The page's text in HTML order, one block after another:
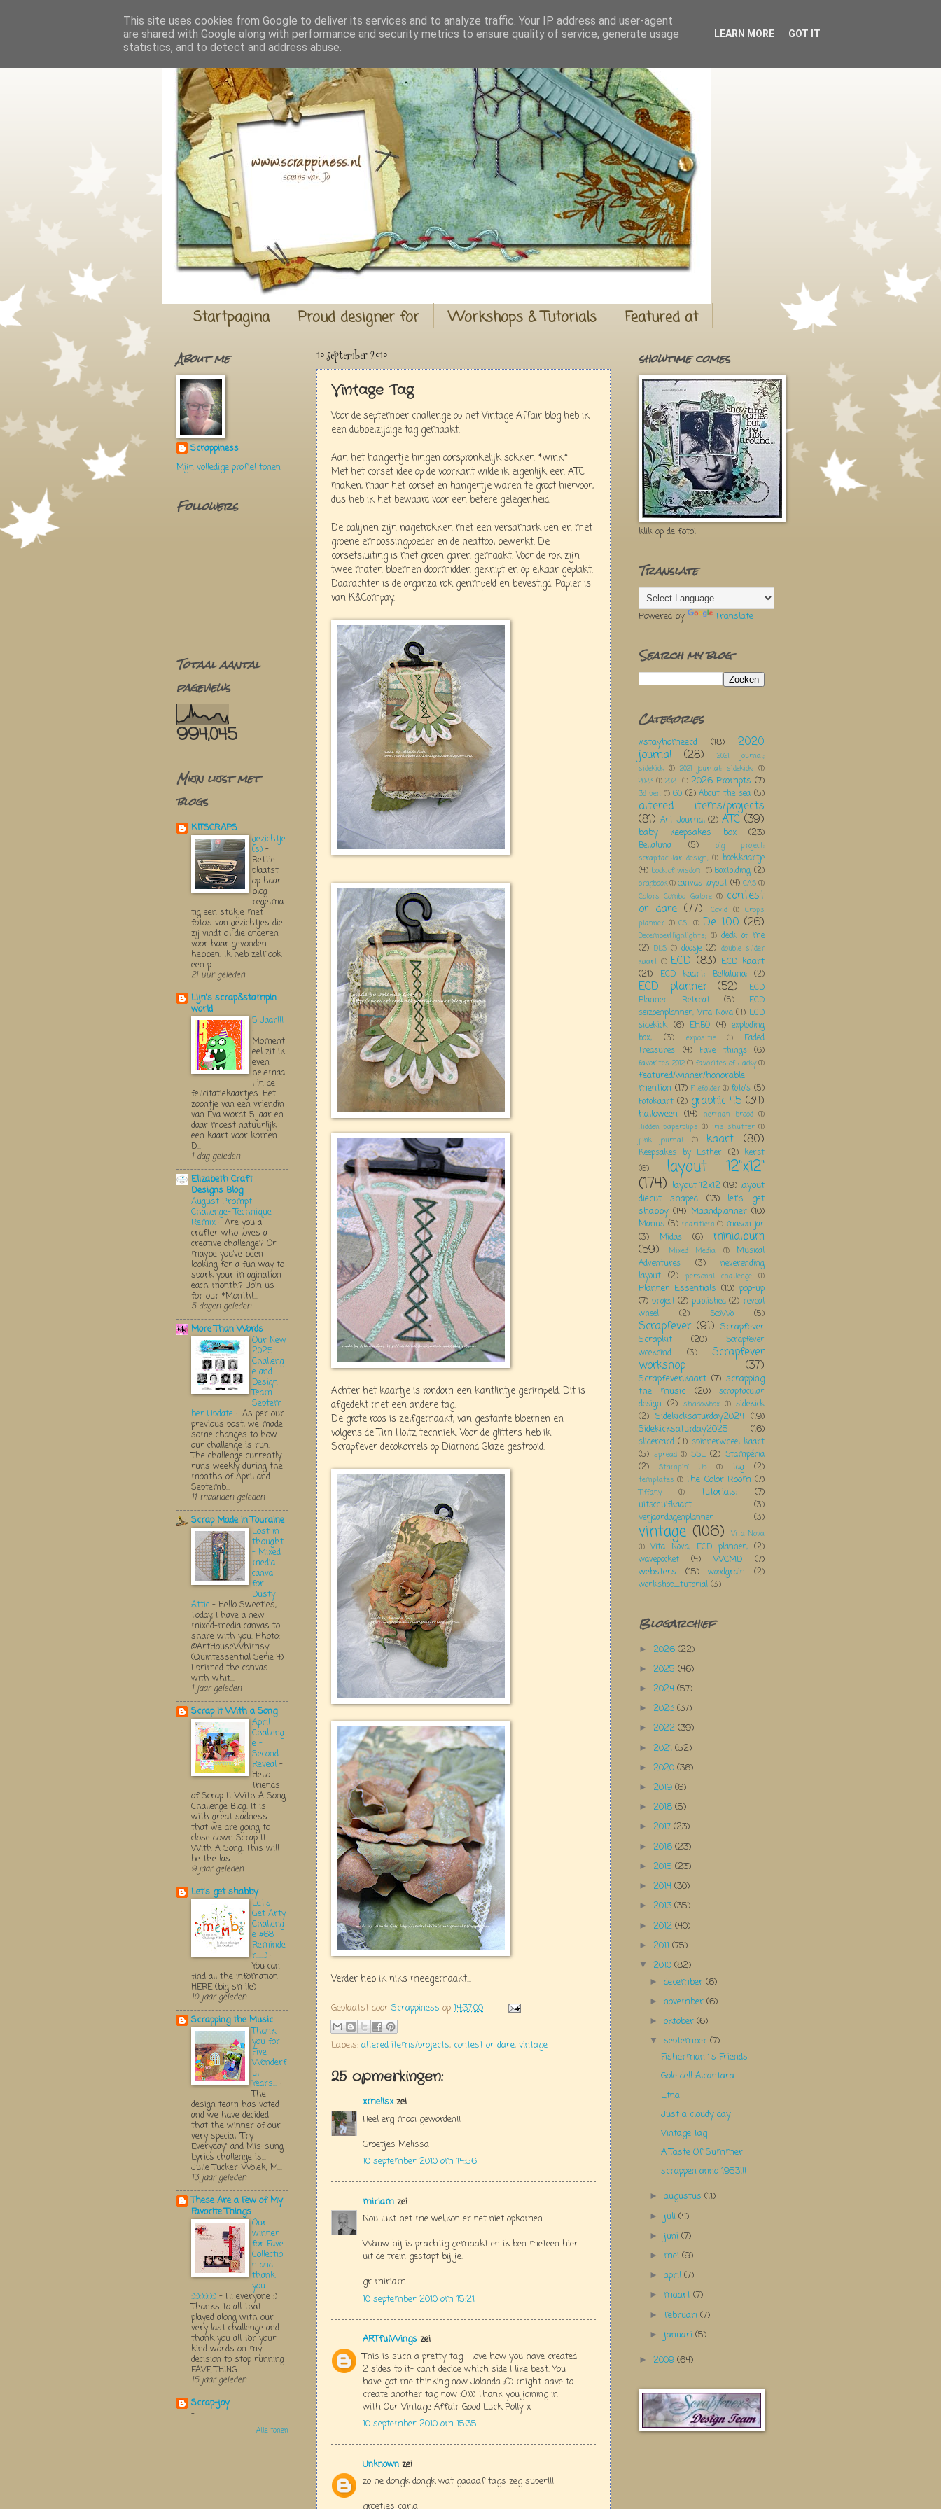
Startpagina Proud designer for Workshops & Tutorials Featured at
10 september 2010
Vintage Tag
Voor de september challenge op het Vintage Affair blog heb ik
een dubbelzijdige tag gemaakt.
Aan het hangertje hingen oorspronkelijk sokken *wink*
Met het corset idee op de voorkant wilde ik eigenlijk een ATC
maken, maar het corset en hangertje waren te groot hiervoor,
dus heb ik het bewaard voor een betere gelegenheid.
De balijnen zijn nagetrokken met een versamark pen en met
groene embossingpoeder en de heattool bewerkt. De
corsetsluiting is met groen garen gemaakt. Voor de rok zijn
twee maten bloemen doormidden geknipt en op elkaar geplakt.
Daarachter is de organza rok gerimpeld en bevestigd. Papier is
van K&Compay.
Achter het kaartje is rondom een kantlintje gerimpeld. Dit is
afgedekt met een andere tag.
De grote roos is zelfgemaakt, van gestante bloemen en
volgens de Tim Holtz techniek. Voor de glitters heb ik
Scrapfever decokorrels op Diamond Glaze gestrooid.
Verder heb ik niks meegemaakt...
Geplaatst door Scrappiness op 14:37:00
Labels: altered items/projects, contest or dare, vintage
25 opmerkingen:
xmelisxzei
Heel erg mooi geworden!!
Groetjes Melissa
10 september 2010 om 14:56
miriam zei
Nou lukt het me wel,kon er net niet opkomen.
Wauw hij is prachtig gemaakt en ik ben meteen hier
uit de trein gestapt bij je.
gr miriam
10 september 2010 om 15:21
ARTfulWings zei
This is such a pretty tag - love how you have created
2 sides to it- can't decide which side I like best. You
have got me thinking now Jolanda ;O) might have to
create another tag now :O))) Thank you joining in
with Our Vintage Affair Good Luck Polly x
10 september 2010 om 15:35
Unknown zei
zo he dongk dongk wat gaaaaf tags zeg super!!!
About me
Scrappiness
Mijn volledige profiel tonen
Followers
Totaal aantal
pageviews
994,045
Mijn lijst met
blogs
KITSCRAPS
gezichtje
(s) -
Bettie
plaatst
op haar
blog
regelma
tig een stukje met
foto’s van gezichtjes die
zij vindt of die anderen
voor haar gevonden
hebben. Ik heb zelf ook
een p...
21 uur geleden
Lijn's scrap&stampin
world
5 Jaar!!!
-
Moment
eel zit ik
even
helemaa
l in de
felicitatiekaartjes. Het
zoontje van een vriendin
van Eva wordt 5 jaar en
daar moest natuurlijk
een kaart voor komen.
D...
1 dag geleden
Elizabeth Craft
Designs Blog
August Prompt
Challenge- Technique
Remix - Are you a
crafter who loves a
creative challenge? Or
maybe you’ve been
looking for a fun way to
spark your imagination
each month? Join us
for our *Monthl...
5 dagen geleden
More Than Words
Our New
2025
Challeng
e and
Design
Team
Septem
ber Update - As per our
previous post, we made
some changes to how
our challenge is run.
The challenge currently
runs weekly during the
months of April and
Septemb...
11 maanden geleden
Scrap Made in Touraine
Lost in
thought
- Mixed
media
canva
for
Dusty
Attic - Hello Sweeties,
Today, I have a new
mixed-media canvas to
share with you. Photo:
@ArtHouseWhimsy
(Quintessential Serie 4)
I primed the canvas
with whit...
1 jaar geleden
Scrap It With a Song
April
Challeng
e -
Second
Reveal -
Hello
friends
of Scrap It With A Song
Challenge Blog. It is
with great sadness
that we are going to
close down Scrap It
With A Song. This will
be the las...
9 jaar geleden
Let's get shabby
Let's
Get Arty
Challeng
e #68
Reminde
r.....:) -
You can
find all the infomation
HERE (big smile)
10 jaar geleden
Scrapping the Music
Thank
you for
Five
Wonderf
ul
Years... -
The
design team has voted
and we have decided
that the winner of our
very special "Try
Everyday" and Mis-sung
Lyrics challenge is...
Julie Tucker-Wolek, M...
13 jaar geleden
These Are a Few of My
Favorite Things
Our
winner
for Fave
Collectio
n and
thank
you
:):):):):):) - Hi everyone :)
Thanks to all that
played along with our
very last challenge and
thank you all for your
kind words on my
decision to stop running
FAVE THING...
15 jaar geleden
Scrap-joy
-
Alle tonen
showtime comes
klik op de foto!
Translate
Powered by Translate
Search my blog
Categories
#stayhomeecd (18) 2020
journal (28)
2021 journal;
sidekick (1) 2021 journal; sidekick; (1)
2023 (1) 2024 (1) 2026 Prompts (7)
3d pen (1) 60 (2) About the sea (5)
altered items/projects
(81) Art Journal (2) ATC (39)
baby keepsakes box (23)
Bellaluna (5)
big project;
scraptacular design; (1) boekkaartje
(4) book of wisdom (1) Boxfolding (2)
bragbook(1)canvas layout (4) CAS(1)
Colors Combo Galore (1) contest
or dare (77) Covid (1) Crops
planner (1) CSI (1) De 100 (26)
DecemberHighlights; (1) deck of me
(2) DLS (1) doosje (2) double slider
kaart (1) ECD (83) ECD kaart
(21)
ECD kaart; Bellaluna; (2)
ECD planner (52)
ECD
Planner Retreat
(5)
ECD
seizoenplanner; Vita Nova (4) ECD
sidekick (6) EHBO (4) exploding
box;
(3) expositie (1)
Faded
Treasures
(4) Fave things (6)
favorites 2012 (1) favorites of Jacky (1)
featured/winner/honorable
mention (17) Filefolder (1) foto's (5)
Fotokaart (2) graphic 45 (34)
halloween (14) herman brood (1)
Hidden paperclips (1) iris shutter (1)
junk journal
(1) kaart (80)
Keepsakes by Esther (2) kerst
(6)
layout 12"x12"
(174) layout 12x12 (19) layout
diecut shaped
(13)
let's get
shabby (14) Maandplanner (10)
Manus (5) maritiem (1) mason jar
(3)
Midas (6) minialbum
(59) Mixed Media (1)
Musical
Adventures
(3)
neverending
layout (2) personal challenge (1)
Planner Essentials (10) pop-up
(7) project (2) published (2) reveal
wheel
(2) ScoWo (5)
Scrapfever (91) Scrapfever
Scrapkit
(20)
Scrapfever
weekeind
(3) Scrapfever
workshop (37)
Scrapfever;kaart (7) scrapping
the music
(20)
scraptacular
design (2) shadowbox (1) sidekick
(2) Sidekicksaturday2024 (19)
Sidekicksaturday2025
(16)
slidercard (4) spinnerwheel kaart
(5) spread (1) SSL (2) Stampéria
(2)
Stampin' Up (1) tag (2)
templates (1) The Color Room (7)
Tiffany (1) tutorials; (7)
uitschuifkaart
(3)
Verjaardagenplanner
(3)
vintage (106)
Vita Nova
(1) Vita Nova; ECD planner; (2)
wavepocket
(4) WCMD
(7)
websters
(15) woodgrain
(2)
workshop_tutorial (3)
Blogarchief
► 2026 (22)
► 2025 (46)
► 2024 (57)
► 2023 (37)
► 2022 (39)
► 2021 (52)
► 2020 (36)
► 2019 (6)
► 2018 (5)
► 2017 (23)
► 2016 (23)
► 2015 (23)
► 2014 (30)
► 2013 (35)
► 2012 (40)
► 2011 (75)
▼ 2010 (82)
►december(6)
►november(6)
►oktober(6)
▼september(7)
Fisherman´s Friends
Gole dell Alcantara
Etna
Just a cloudy day
Vintage Tag
A Taste Of Summer
scrappen anno 1953!!!
►augustus(11)
► juli(4)
► juni(7)
► mei(9)
►april(7)
► maart(7)
►februari(7)
► januari(5)
► 2009 (64)
This site uses cookies from Google to deliver its services and to analyze traffic. Your IP address and user-agent
are shared with Google along with performance and security metrics to ensure quality of service, generate usage
statistics, and to detect and address abuse.
LEARN MORE GOT IT